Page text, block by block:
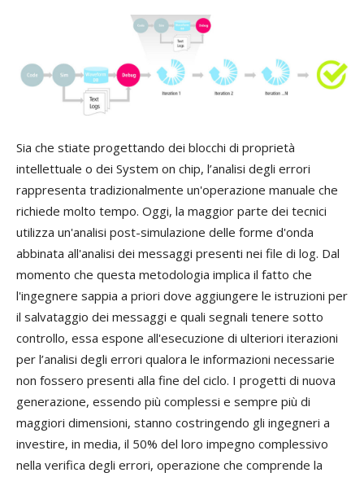
Sia che stiate progettando dei blocchi di proprietà
intellettuale o dei System on chip, l’analisi degli errori
rappresenta tradizionalmente un'operazione manuale che
richiede molto tempo. Oggi, la maggior parte dei tecnici
utilizza un'analisi post-simulazione delle forme d'onda
abbinata all'analisi dei messaggi presenti nei file di log. Dal
momento che questa metodologia implica il fatto che
l'ingegnere sappia a priori dove aggiungere le istruzioni per
il salvataggio dei messaggi e quali segnali tenere sotto
controllo, essa espone all'esecuzione di ulteriori iterazioni
per l’analisi degli errori qualora le informazioni necessarie
non fossero presenti alla fine del ciclo. I progetti di nuova
generazione, essendo più complessi e sempre più di
maggiori dimensioni, stanno costringendo gli ingegneri a
investire, in media, il 50% del loro impegno complessivo
nella verifica degli errori, operazione che comprende la